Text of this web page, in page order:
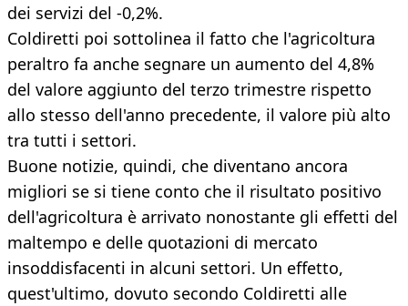
dei servizi del -0,2%.
Coldiretti poi sottolinea il fatto che l'agricoltura
peraltro fa anche segnare un aumento del 4,8%
del valore aggiunto del terzo trimestre rispetto
allo stesso dell'anno precedente, il valore più alto
tra tutti i settori.
Buone notizie, quindi, che diventano ancora
migliori se si tiene conto che il risultato positivo
dell'agricoltura è arrivato nonostante gli effetti del
maltempo e delle quotazioni di mercato
insoddisfacenti in alcuni settori. Un effetto,
quest'ultimo, dovuto secondo Coldiretti alle